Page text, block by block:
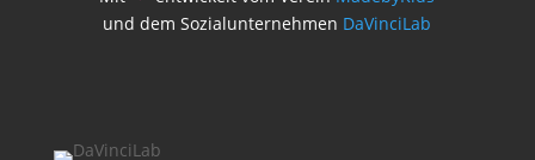
und dem Sozialunternehmen DaVinciLab